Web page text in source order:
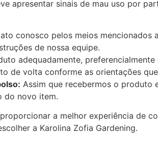
apresentar sinais de mau uso por
conosco pelos meios
de nossa equipe.
adequadamente,
de volta conforme as orientações
Assim que recebermos o produto
do novo item.
a melhor experiência de
a Karolina Zofia Gardening.